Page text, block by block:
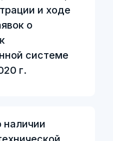
и ходе
о
системе
г.